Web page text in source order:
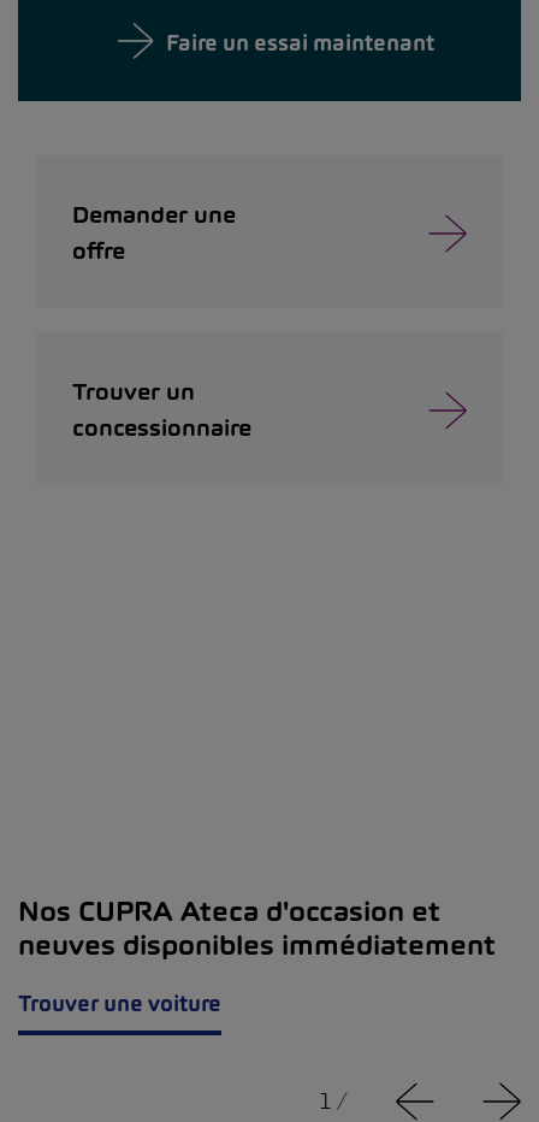
Faire un essai maintenant
Demander une
offre
Trouver un
concessionnaire
Nos CUPRA Ateca d'occasion et
neuves disponibles immédiatement
Trouver une voiture
1 /